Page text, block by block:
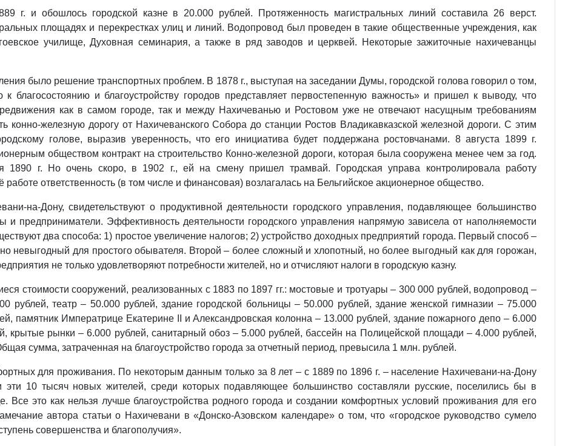
г. и обошлось городской казне в 20.000 рублей. Протяженность магистральных линий составила 26 верст.
площадях и перекрестках улиц и линий. Водопровод был проведен в такие общественные учреждения, как
училище, Духовная семинария, а также в ряд заводов и церквей. Некоторые зажиточные нахичеванцы
было решение транспортных проблем. В 1878 г., выступая на заседании Думы, городской голова говорил о том,
благосостоянию и благоустройству городов представляет первостепенную важность» и пришел к выводу, что
как в самом городе, так и между Нахичеванью и Ростовом уже не отвечают насущным требованиям
конно-железную дорогу от Нахичеванского Собора до станции Ростов Владикавказской железной дороги. С этим
голове, выразив уверенность, что его инициатива будет поддержана ростовчанами. 8 августа 1899 г.
обществом контракт на строительство Конно-железной дороги, которая была сооружена менее чем за год.
1890 г. Но очень скоро, в 1902 г., ей на смену пришел трамвай. Городская управа контролировала работу
ответственность (в том числе и финансовая) возлагалась на Бельгийское акционерное общество.
на-Дону, свидетельствуют о продуктивной деятельности городского управления, подавляющее большинство
и предприниматели. Эффективность деятельности городского управления напрямую зависела от наполняемости
два способа: 1) простое увеличение налогов; 2) устройство доходных предприятий города. Первый способ –
невыгодный для простого обывателя. Второй – более сложный и хлопотный, но более выгодный как для горожан,
не только удовлетворяют потребности жителей, но и отчисляют налоги в городскую казну.
стоимости сооружений, реализованных с 1883 по 1897 гг.: мостовые и тротуары – 300 000 рублей, водопровод –
рублей, театр – 50.000 рублей, здание городской больницы – 50.000 рублей, здание женской гимназии – 75.000
памятник Императрице Екатерине II и Александровская колонна – 13.000 рублей, здание пожарного депо – 6.000
крытые рынки – 6.000 рублей, санитарный обоз – 5.000 рублей, бассейн на Полицейской площади – 4.000 рублей,
сумма, затраченная на благоустройство города за отчетный период, превысила 1 млн. рублей.
для проживания. По некоторым данным только за 8 лет – с 1889 по 1896 г. – население Нахичевани-на-Дону
10 тысяч новых жителей, среди которых подавляющее большинство составляли русские, поселились бы в
Все это как нельзя лучше благоустройства родного города и создании комфортных условий проживания для его
автора статьи о Нахичевани в «Донско-Азовском календаре» о том, что «городское руководство сумело
совершенства и благополучия».